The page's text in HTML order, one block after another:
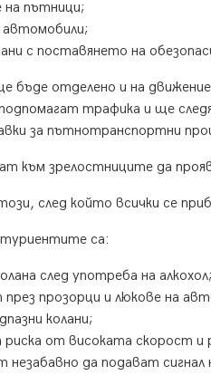
на пътници;
с поставянето на
бъде отделено и на
трафика и ще
за пътнотранспортни
към зрелостниците да
след който всички се
са:
след употреба на алкохол;
през прозорци и люкове на
колани;
риска от високата скорост и
незабавно да подават